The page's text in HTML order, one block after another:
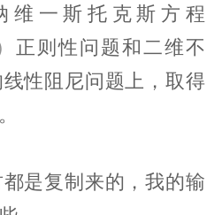
维一斯托克斯方程
正则性问题和二维不
性阻尼问题上，取得
都是复制来的，我的输